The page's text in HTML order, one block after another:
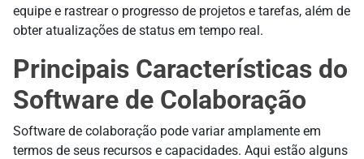
equipe e rastrear o progresso de projetos e tarefas, além de
obter atualizações de status em tempo real.
Principais Características do
Software de Colaboração
Software de colaboração pode variar amplamente em
termos de seus recursos e capacidades. Aqui estão alguns